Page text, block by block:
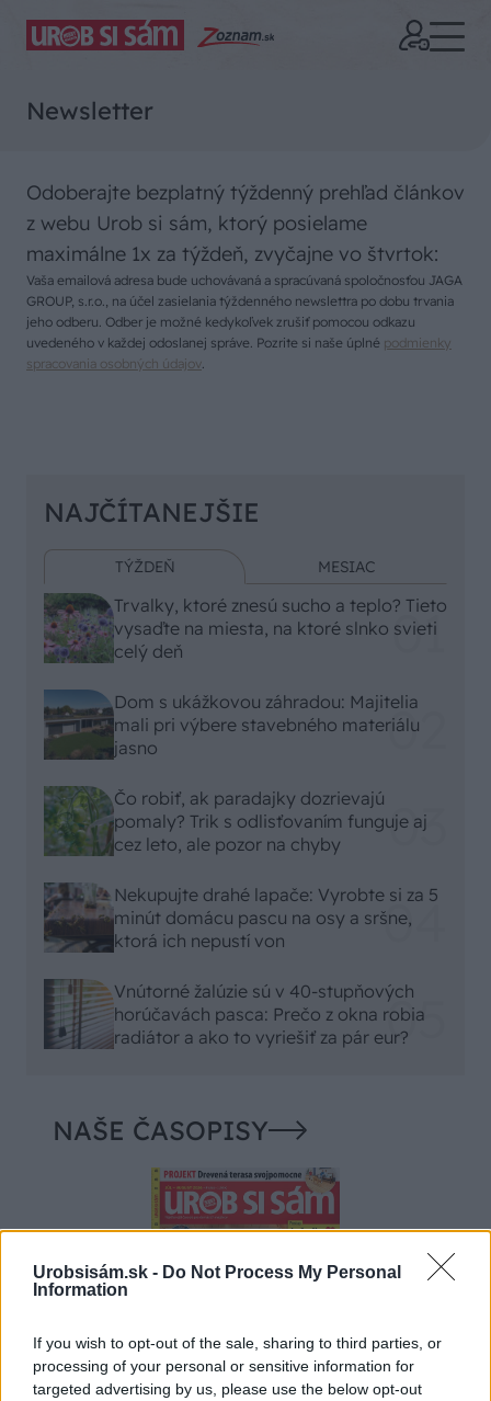
Urobsisám.sk - Do Not Process My Personal
Information
If you wish to opt-out of the sale, sharing to third parties, or
processing of your personal or sensitive information for
targeted advertising by us, please use the below opt-out
Newsletter
Odoberajte bezplatný týždenný prehľad článkov
z webu Urob si sám, ktorý posielame
maximálne 1x za týždeň, zvyčajne vo štvrtok:
Vaša emailová adresa bude uchovávaná a spracúvaná spoločnosťou JAGA
GROUP, s.r.o., na účel zasielania týždenného newslettra po dobu trvania
jeho odberu. Odber je možné kedykoľvek zrušiť pomocou odkazu
uvedeného v každej odoslanej správe. Pozrite si naše úplné podmienky
spracovania osobných údajov.
NAJČÍTANEJŠIE
TÝŽDEŇ MESIAC
Trvalky, ktoré znesú sucho a teplo? Tieto
vysaďte na miesta, na ktoré slnko svieti
celý deň
Dom s ukážkovou záhradou: Majitelia
mali pri výbere stavebného materiálu
jasno
Čo robiť, ak paradajky dozrievajú
pomaly? Trik s odlisťovaním funguje aj
cez leto, ale pozor na chyby
Nekupujte drahé lapače: Vyrobte si za 5
minút domácu pascu na osy a sršne,
ktorá ich nepustí von
Vnútorné žalúzie sú v 40-stupňových
horúčavách pasca: Prečo z okna robia
radiátor a ako to vyriešiť za pár eur?
NAŠE ČASOPISY